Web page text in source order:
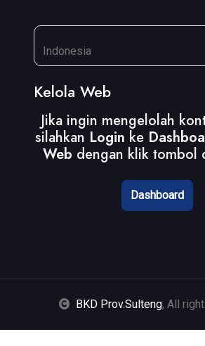
Kelola Web
Jika ingin mengelolah
silahkan Login ke
Web dengan klik tombol
Dashboard
BKD Prov.Sulteng, All